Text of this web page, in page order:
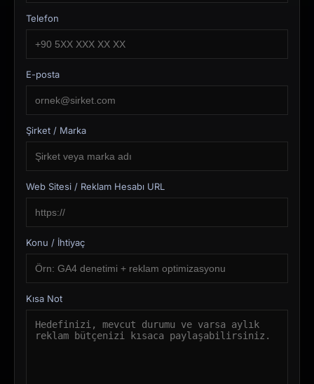
Telefon
E-posta
Şirket / Marka
Web Sitesi / Reklam Hesabı URL
Konu / İhtiyaç
Kısa Not